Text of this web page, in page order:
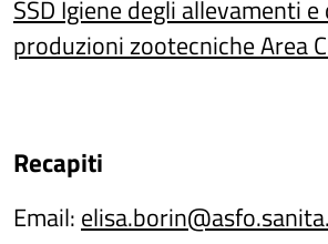
SSD Igiene degli allevamenti e
produzioni zootecniche Area
Recapiti
Email: